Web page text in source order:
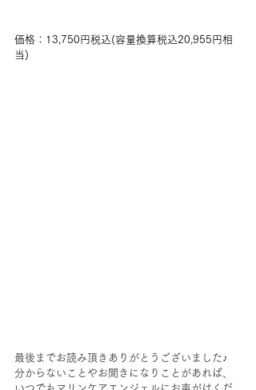
価格：13,750円税込(容量換算税込20,955円相
当)
最後までお読み頂きありがとうございました♪
分からないことやお聞きになりことがあれば、
いつでもマリンケアエンジェルにお声がけくだ